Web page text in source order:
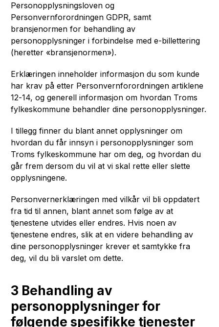
Personopplysningsloven og
Personvernforordningen GDPR, samt
bransjenormen for behandling av
personopplysninger i forbindelse med e-billettering
(heretter «bransjenormen»).
Erklæringen inneholder informasjon du som kunde
har krav på etter Personvernforordningen artiklene
12-14, og generell informasjon om hvordan Troms
fylkeskommune behandler dine personopplysninger.
I tillegg finner du blant annet opplysninger om
hvordan du får innsyn i personopplysninger som
Troms fylkeskommune har om deg, og hvordan du
går frem dersom du vil at vi skal rette eller slette
opplysningene.
Personvernerklæringen med vilkår vil bli oppdatert
fra tid til annen, blant annet som følge av at
tjenestene utvides eller endres. Hvis noen av
tjenestene endres, slik at en videre behandling av
dine personopplysninger krever et samtykke fra
deg, vil du bli varslet om dette.
3 Behandling av
personopplysninger for
følgende spesifikke tjenester